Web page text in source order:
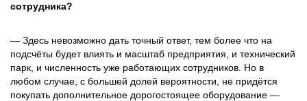
сотрудника?
— Здесь невозможно дать точный ответ, тем более что на
подсчёты будет влиять и масштаб предприятия, и технический
парк, и численность уже работающих сотрудников. Но в
любом случае, с большей долей вероятности, не придётся
покупать дополнительное дорогостоящее оборудование —